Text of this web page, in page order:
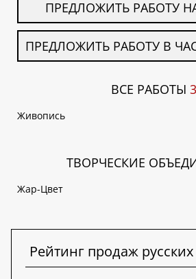
ПРЕДЛОЖИТЬ РАБОТУ
ПРЕДЛОЖИТЬ РАБОТУ В
ВСЕ РАБОТЫ 3
Живопись
ТВОРЧЕСКИЕ
Жар-Цвет
Рейтинг продаж